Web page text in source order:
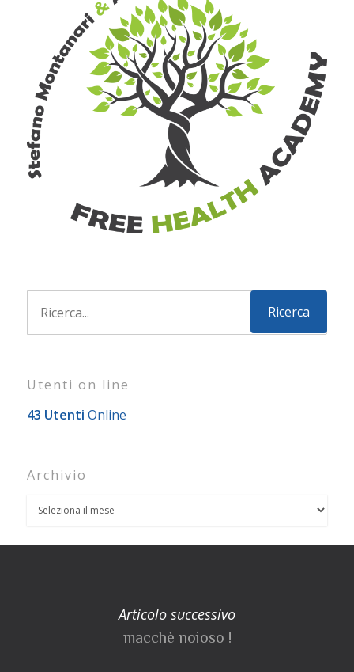
Utenti on line
43 Utenti Online
Archivio
Articolo successivo
macchè noioso !